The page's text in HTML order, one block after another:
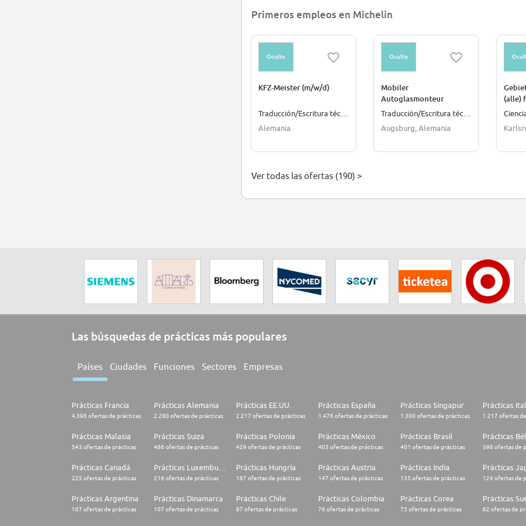
Primeros empleos en Michelin
Oculto
KFZ-Meister (m/w/d)
Alemania
Oculto
Mobiler
Autoglasmonteur
(m/w/d) PKW & LKW
Augsburg, Alemania
(alle)
Ver todas las ofertas (190) >
Las búsquedas de prácticas más populares
Países Ciudades Funciones Sectores Empresas
Prácticas Francia
4.398 ofertas de prácticas
Prácticas Alemania
2.280 ofertas de prácticas
Prácticas EE.UU.
2.217 ofertas de prácticas
Prácticas España
1.476 ofertas de prácticas
Prácticas Singapur
1.300 ofertas de prácticas
Prácticas
1.217 ofertas
Prácticas Malasia
543 ofertas de prácticas
Prácticas Suiza
466 ofertas de prácticas
Prácticas Polonia
429 ofertas de prácticas
Prácticas México
403 ofertas de prácticas
Prácticas Brasil
401 ofertas de prácticas
Prácticas
398 ofertas de
Prácticas Canadá
225 ofertas de prácticas 216 ofertas de prácticas
Prácticas Hungría
187 ofertas de prácticas
Prácticas Austria
147 ofertas de prácticas
Prácticas India
135 ofertas de prácticas
Prácticas
124 ofertas de
Prácticas Argentina
107 ofertas de prácticas
Prácticas Dinamarca
107 ofertas de prácticas
Prácticas Chile
87 ofertas de prácticas
Prácticas Colombia
76 ofertas de prácticas
Prácticas Corea
75 ofertas de prácticas
Prácticas
62 ofertas de